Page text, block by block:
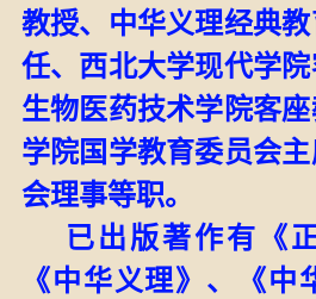
教授、中华义理经典
任、西北大学现代学
生物医药技术学院客
学院国学教育委员会
会理事等职。
已出版著作有 《
《中华义理》、《中